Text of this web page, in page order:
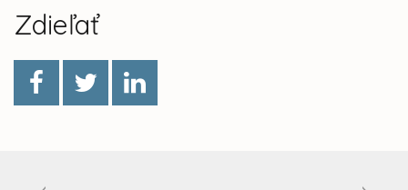
Zdieľať